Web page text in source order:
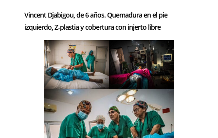
Vincent Djabigou, de 6 años. Quemadura en el pie
izquierdo, Z-plastia y cobertura con injerto libre